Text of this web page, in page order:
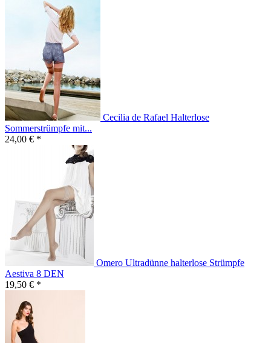
Cecilia de Rafael Halterlose
Sommerstrümpfe mit...
24,00 € *
Omero Ultradünne halterlose Strümpfe
Aestiva 8 DEN
19,50 € *